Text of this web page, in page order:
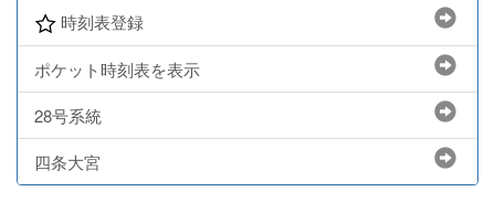
時刻表登録
ポケット時刻表を表示
28号系統
四条大宮